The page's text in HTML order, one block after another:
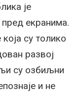
је
екранима.
су толико
развој
су озбиљни
и не